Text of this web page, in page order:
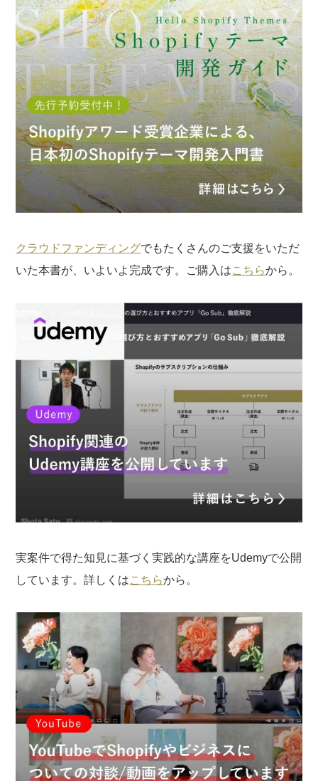
※なお、ご質問については回答できない場合と、当ブログ
の記事にて個人情報を伏せたうえで回答させていただく
場合がございます。あらかじめご了承ください。
クラウドファンディングでもたくさんのご支援をいただ
いた本書が、いよいよ完成です。ご購入はこちらから。
実案件で得た知見に基づく実践的な講座をUdemyで公開
しています。詳しくはこちらから。